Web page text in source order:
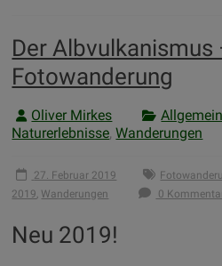
Der Albvulkanismus
Fotowanderung
Oliver Mirkes Allgemein
Naturerlebnisse,Wanderungen
27. Februar 2019
2019, Wanderungen 0
Neu 2019!